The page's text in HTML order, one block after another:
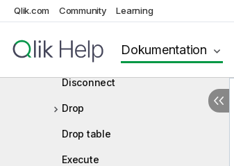
Qlik.com Community Learning
Dokumentation
Derive
Directory
Disconnect
Drop
Drop table
Execute